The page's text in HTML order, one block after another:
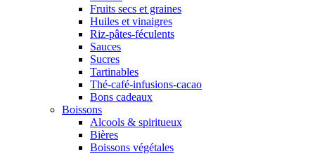
Fruits secs et graines
Huiles et vinaigres
Riz-pâtes-féculents
Sauces
Sucres
Tartinables
Thé-café-infusions-cacao
Bons cadeaux
Boissons
Alcools & spiritueux
Bières
Boissons végétales